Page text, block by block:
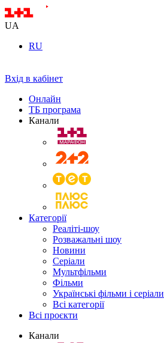
UA
RU
Вхід в кабінет
Онлайн
ТБ програма
Канали
Категорії
Реаліті-шоу
Розважальні шоу
Новини
Серіали
Мультфільми
Фільми
Українські фільми і серіали
Всі категорії
Всі проєкти
Канали